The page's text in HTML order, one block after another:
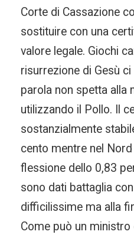
Corte di Cassazione
sostituire con una
valore legale. Giochi
risurrezione di Gesù ci
parola non spetta alla
utilizzando il Pollo. Il
sostanzialmente
cento mentre nel
flessione dello 0,83
sono dati battaglia
difficilissime ma alla
Come può un